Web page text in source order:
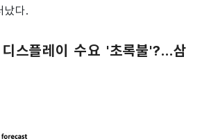
났다.
스플레이 수요 '초록불'?…삼